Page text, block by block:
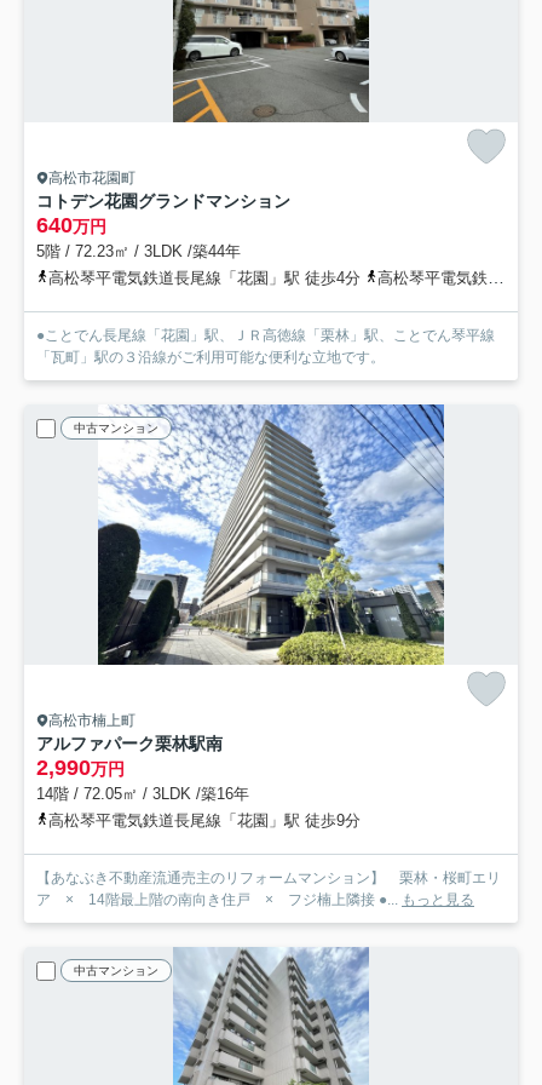
高松市花園町
コトデン花園グランドマンション
640万円
5階 / 72.23㎡ / 3LDK /築44年
高松琴平電気鉄道長尾線「花園」駅 徒歩4分
高松琴平電気鉄道琴平線「瓦町」駅 徒歩13分
●ことでん長尾線「花園」駅、ＪＲ高徳線「栗林」駅、ことでん琴平線
「瓦町」駅の３沿線がご利用可能な便利な立地です。
中古マンション
高松市楠上町
アルファパーク栗林駅南
2,990万円
14階 / 72.05㎡ / 3LDK /築16年
高松琴平電気鉄道長尾線「花園」駅 徒歩9分
【あなぶき不動産流通売主のリフォームマンション】 栗林・桜町エリ
ア × 14階最上階の南向き住戸 × フジ楠上隣接 ●... もっと見る
中古マンション